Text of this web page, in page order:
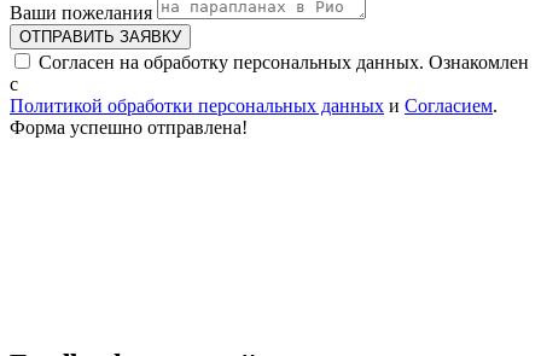
Ваши пожелания
ОТПРАВИТЬ ЗАЯВКУ
Согласен на обработку персональных данных. Ознакомлен
с
Политикой обработки персональных данных и Согласием.
Форма успешно отправлена!